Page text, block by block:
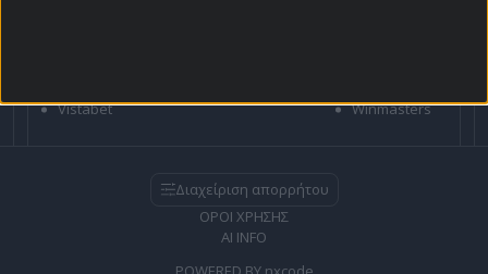
Vistabet
Winmasters
Διαχείριση απορρήτου
ΟΡΟΙ ΧΡΗΣΗΣ
AI INFO